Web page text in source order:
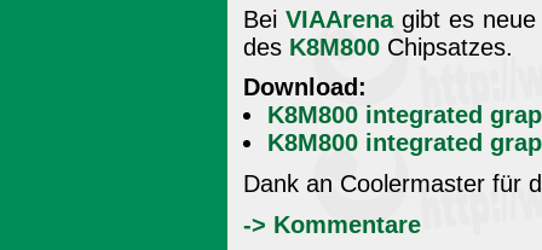
Bei VIAArenagibt es neue
des K8M800 Chipsatzes.
Download:
K8M800 integrated
K8M800 integrated
Dank an Coolermaster für
-> Kommentare